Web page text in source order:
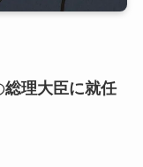
総理大臣に就任